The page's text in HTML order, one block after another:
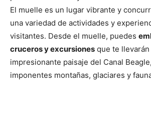
El muelle es un lugar vibrante y
una variedad de actividades y
visitantes. Desde el muelle, puedes
cruceros y excursiones que te
impresionante paisaje del Canal
imponentes montañas, glaciares y